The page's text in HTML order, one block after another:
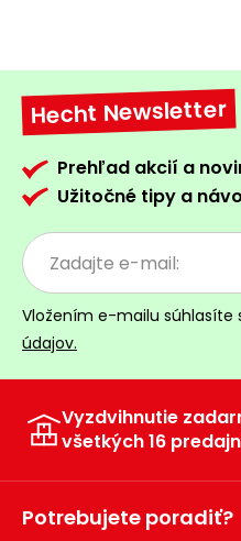
Hecht Newsletter
Prehľad akcií a
Užitočné tipy a
Vložením e-mailu súhlasíte
údajov.
Vyzdvihnutie
všetkých 16
Potrebujete poradiť?